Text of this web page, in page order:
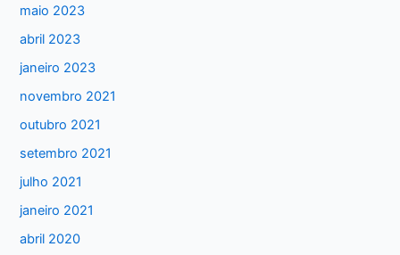
p
o
r
:
maio 2023
abril 2023
janeiro 2023
novembro 2021
outubro 2021
setembro 2021
julho 2021
janeiro 2021
abril 2020